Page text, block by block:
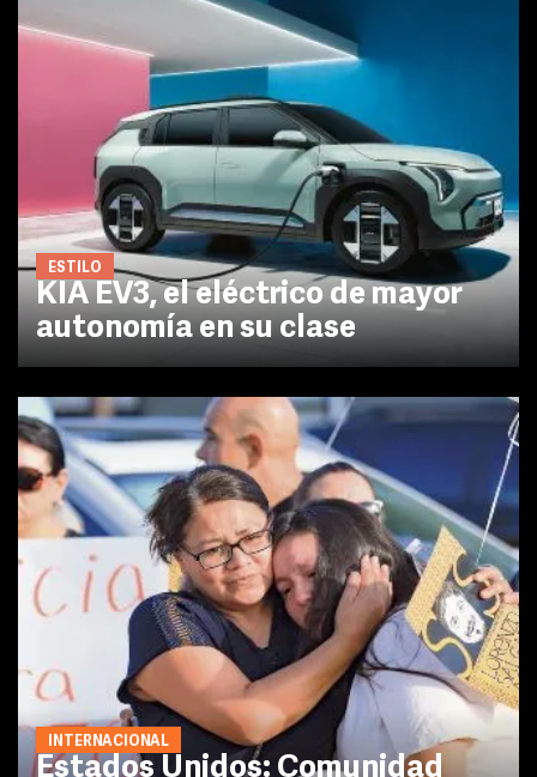
ESTILO
KIA EV3, el eléctrico de mayor
autonomía en su clase
INTERNACIONAL
Estados Unidos: Comunidad